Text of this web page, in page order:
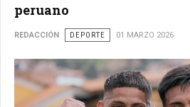
peruano
REDACCIÓN DEPORTE 01 MARZO 2026